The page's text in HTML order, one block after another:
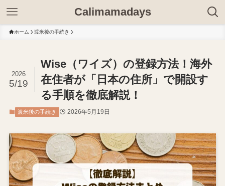
Calimamadays
ホーム 渡米後の手続き
Wise（ワイズ）の登録方法！海外
在住者が「日本の住所」で開設す
る手順を徹底解説！
2026
5/19
渡米後の手続き 2026年5月19日